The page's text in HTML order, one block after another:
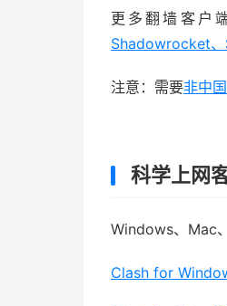
更多翻墙客户
Shadowrocket
注意：需要非中
科学上网
Windows、Mac
Clash for